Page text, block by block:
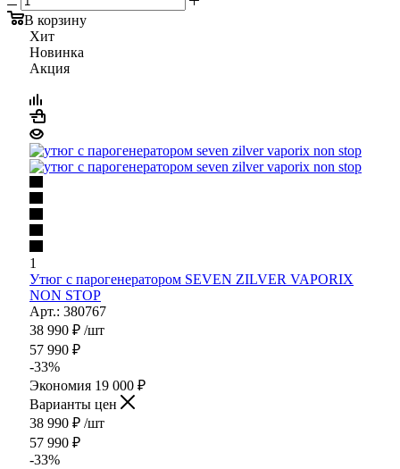
В корзину
Хит
Новинка
Акция
1
Утюг с парогенератором SEVEN ZILVER VAPORIX
NON STOP
Арт.: 380767
38 990 ₽ /шт
57 990 ₽
-33%
Экономия 19 000 ₽
Варианты цен
38 990 ₽ /шт
57 990 ₽
-33%